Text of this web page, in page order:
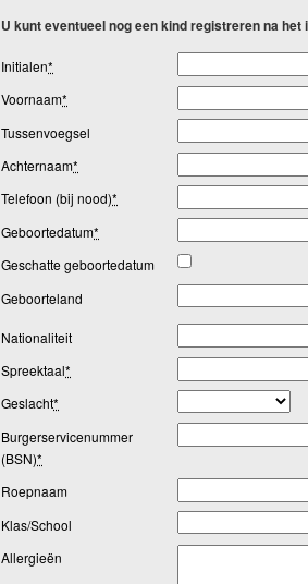
U kunt eventueel nog een kind registreren na
Initialen*
Voornaam*
Tussenvoegsel
Achternaam*
Telefoon (bij nood)*
Geboortedatum*
Geschatte geboortedatum
Geboorteland
Nationaliteit
Spreektaal*
Geslacht*
Burgerservicenummer
(BSN)*
Roepnaam
Klas/School
Allergieën